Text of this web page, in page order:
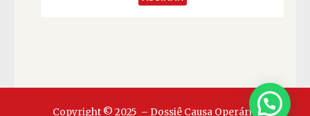
Copyright © 2025 – Dossiê Causa Operária